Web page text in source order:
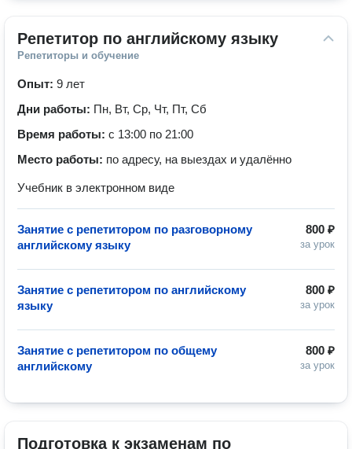
Репетитор по английскому языку
Репетиторы и обучение
Опыт: 9 лет
Дни работы: Пн, Вт, Ср, Чт, Пт, Сб
Время работы: с 13:00 по 21:00
Место работы: по адресу, на выездах и удалённо
Учебник в электронном виде
800 ₽
за урок
Занятие с репетитором по разговорному
английскому языку
800 ₽
за урок
Занятие с репетитором по английскому
языку
800 ₽
за урок
Занятие с репетитором по общему
английскому
Подготовка к экзаменам по